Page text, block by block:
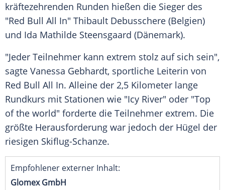
kräftezehrenden Runden hießen die Sieger des
"Red Bull All In" Thibault Debusschere (Belgien)
und Ida Mathilde Steensgaard (Dänemark).
"Jeder Teilnehmer kann extrem stolz auf sich sein",
sagte Vanessa Gebhardt, sportliche Leiterin von
Red Bull All In. Alleine der 2,5 Kilometer lange
Rundkurs mit Stationen wie "Icy River" oder "Top
of the world" forderte die Teilnehmer extrem. Die
größte Herausforderung war jedoch der Hügel der
riesigen Skiflug-Schanze.
Empfohlener externer Inhalt:
Glomex GmbH